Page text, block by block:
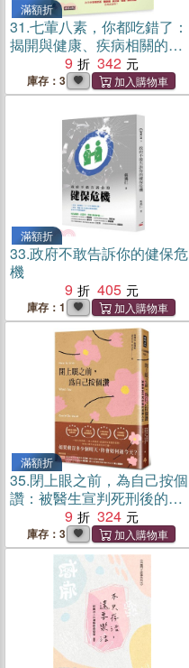
滿額折
31.七葷八素，你都吃錯了：
揭開與健康、疾病相關的飲
9 342
庫存：3
滿額折
33.政府不敢告訴你的健保危
機
9
405
庫存：1
滿額折
35.閉上眼之前，為自己按個
讚：被醫生宣判死刑後的美
9 324
庫存：3